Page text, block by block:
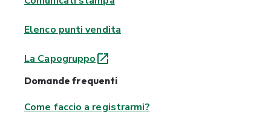
Elenco punti vendita
La Capogruppo
Domande frequenti
Come faccio a registrarmi?